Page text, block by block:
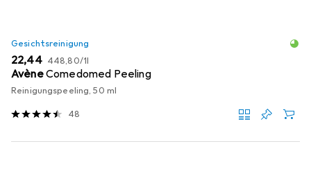
Gesichtsreinigung
EUR
22,44 EUR
448,80/1l
AvèneComedomed Peeling
Reinigungspeeling, 50 ml
48